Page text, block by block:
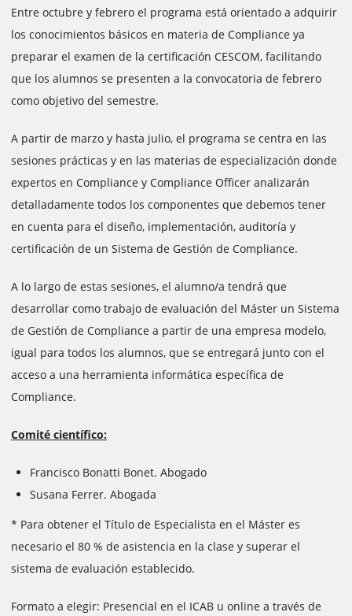
Entre octubre y febrero el programa está orientado a adquirir
los conocimientos básicos en materia de Compliance ya
preparar el examen de la certificación CESCOM, facilitando
que los alumnos se presenten a la convocatoria de febrero
como objetivo del semestre.
A partir de marzo y hasta julio, el programa se centra en las
sesiones prácticas y en las materias de especialización donde
expertos en Compliance y Compliance Officer analizarán
detalladamente todos los componentes que debemos tener
en cuenta para el diseño, implementación, auditoría y
certificación de un Sistema de Gestión de Compliance.
A lo largo de estas sesiones, el alumno/a tendrá que
desarrollar como trabajo de evaluación del Máster un Sistema
de Gestión de Compliance a partir de una empresa modelo,
igual para todos los alumnos, que se entregará junto con el
acceso a una herramienta informática específica de
Compliance.
Comité científico:
Francisco Bonatti Bonet. Abogado
Susana Ferrer. Abogada
* Para obtener el Título de Especialista en el Máster es
necesario el 80 % de asistencia en la clase y superar el
sistema de evaluación establecido.
Formato a elegir: Presencial en el ICAB u online a través de